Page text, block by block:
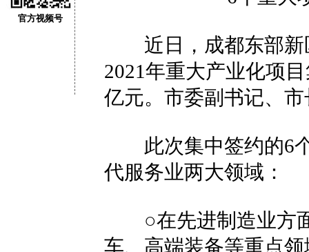
官方视频号
近日，成都东部新
2021年重大产业化项
亿元。市委副书记、
此次集中签约的6个
代服务业两大领域：
○在先进制造业方面
车、高端装备等重点